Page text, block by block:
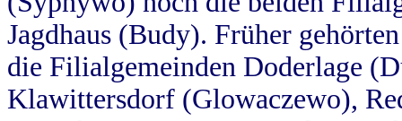
Jagdhaus (Budy). Früher
die Filialgemeinden Doderlage
Klawittersdorf (Glowaczewo),